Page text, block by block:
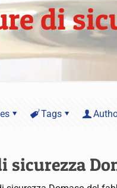
di
Tags
sicurezza